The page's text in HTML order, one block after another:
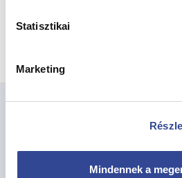
Statisztikai
Marketing
Mindennek a